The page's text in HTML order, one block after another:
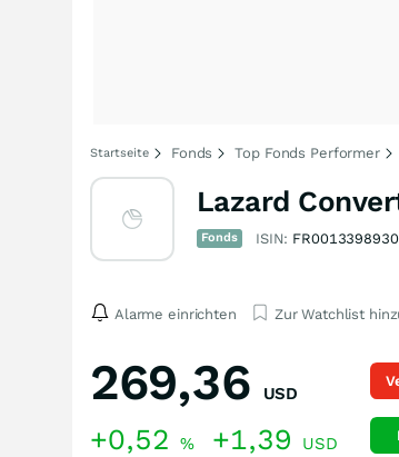
Startseite Fonds Top Fonds Performer
Lazard
Fonds ISIN: FR0013398930
Alarme einrichten Zur Watchlist
269,36 USD
+0,52 % +1,39 USD